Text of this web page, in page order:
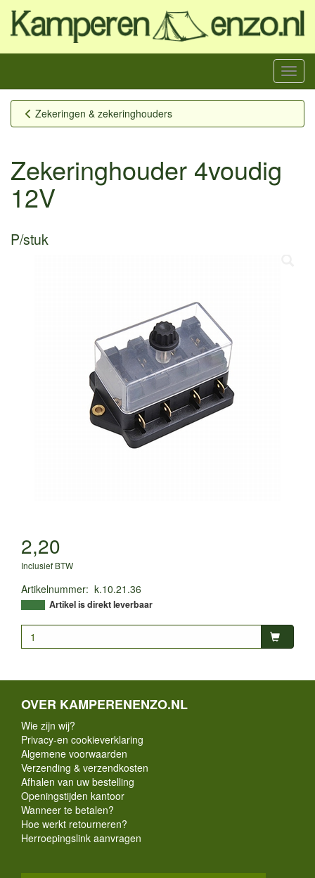
Menu
Zekeringen & zekeringhouders
Zekeringhouder 4voudig
12V
P/stuk
2,20
Inclusief BTW
Artikelnummer: k.10.21.36
Artikel is direkt leverbaar
OVER KAMPERENENZO.NL
Wie zijn wij?
Privacy-en cookieverklaring
Algemene voorwaarden
Verzending & verzendkosten
Afhalen van uw bestelling
Openingstijden kantoor
Wanneer te betalen?
Hoe werkt retourneren?
Herroepingslink aanvragen